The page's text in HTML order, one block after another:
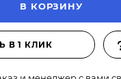
В КОРЗИНУ
В 1 КЛИК